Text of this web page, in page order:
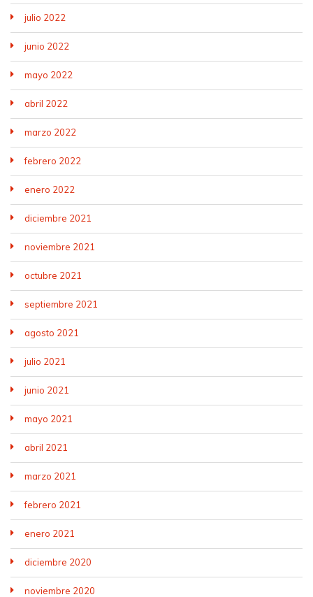
julio 2022
junio 2022
mayo 2022
abril 2022
marzo 2022
febrero 2022
enero 2022
diciembre 2021
noviembre 2021
octubre 2021
septiembre 2021
agosto 2021
julio 2021
junio 2021
mayo 2021
abril 2021
marzo 2021
febrero 2021
enero 2021
diciembre 2020
noviembre 2020